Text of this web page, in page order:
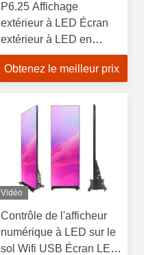
P6.25 Affichage
extérieur à LED Écran
extérieur à LED en
aluminium
Obtenez le meilleur prix
Vidéo
Contrôle de l'afficheur
numérique à LED sur le
sol Wifi USB Écran LED